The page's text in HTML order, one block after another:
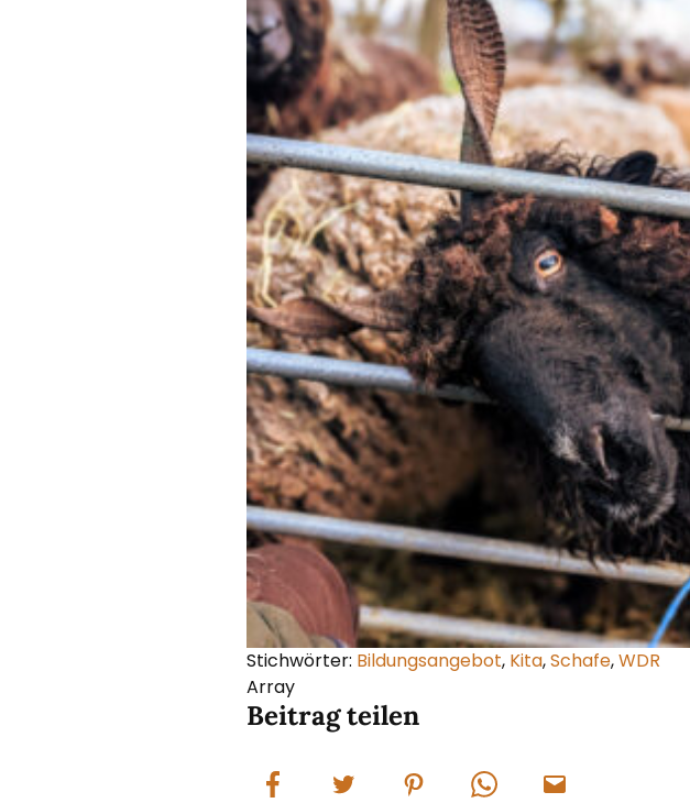
Stichwörter: Bildungsangebot, Kita,Schafe,WDR
Array
Beitrag teilen